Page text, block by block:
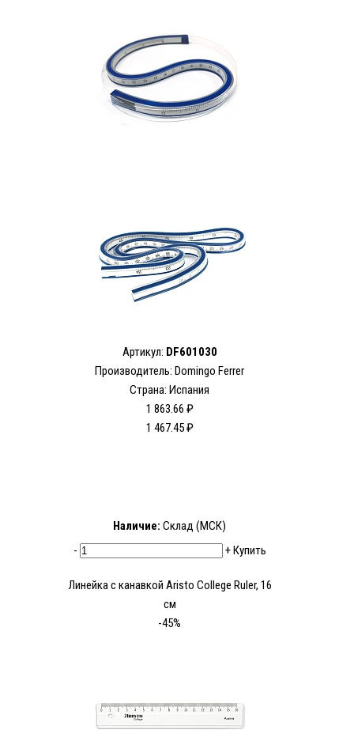
Артикул: DF601030
Производитель: Domingo Ferrer
Страна: Испания
1 863.66 ₽
1 467.45 ₽
Наличие: Склад (МСК)
-
+Купить
Линейка с канавкой Aristo College Ruler, 16
см
-45%